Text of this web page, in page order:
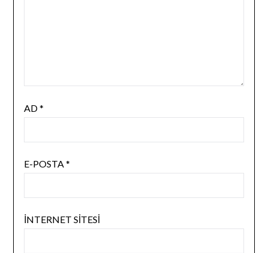
AD*
E-POSTA*
İNTERNET SITESI